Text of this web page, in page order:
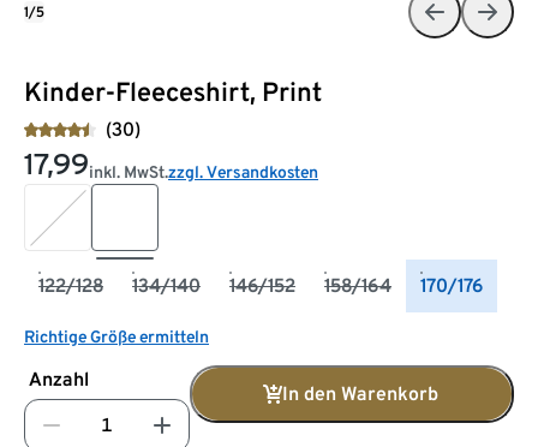
Kinder-Fleeceshirt, Print
(30)
17,99inkl. MwSt.zzgl. Versandkosten
122/128 134/140 146/152 158/164 170/176
Richtige Größe ermitteln
Anzahl
In den Warenkorb
1/5